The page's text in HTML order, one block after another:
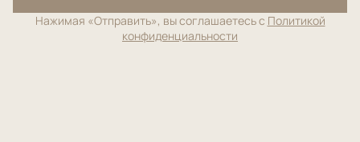
Нажимая «Отправить», вы соглашаетесь с Политикой
конфиденциальности